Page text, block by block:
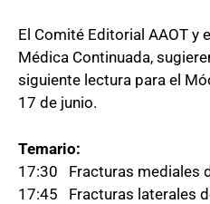
El Comité Editorial AAOT y
Médica Continuada,
siguiente lectura para el
17 de junio.
Temario:
17:30 Fracturas mediales
17:45 Fracturas laterales